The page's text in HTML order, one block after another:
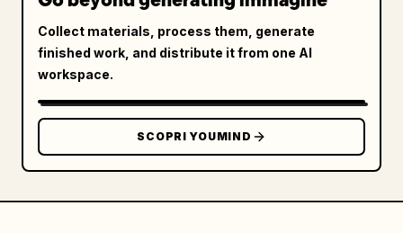
Collect materials, process them, generate
finished work, and distribute it from one AI
workspace.
SCOPRI YOUMIND